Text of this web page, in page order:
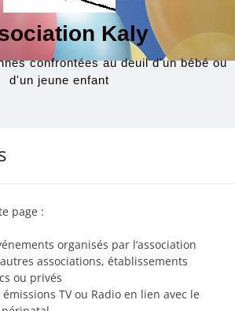
Kaly
confrontées au deuil d'un bébé ou
d'un jeune enfant
page :
organisés par l’association
associations, établissements
ou privés
TV ou Radio en lien avec le